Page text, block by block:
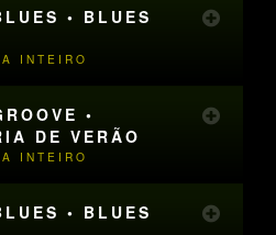
• BLUES
INTEIRO
•
DE VERÃO
INTEIRO
• BLUES